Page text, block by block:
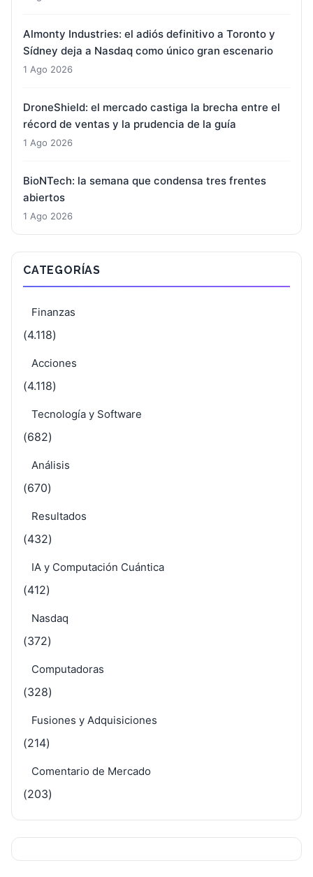
Almonty Industries: el adiós definitivo a Toronto y
Sídney deja a Nasdaq como único gran escenario
1 Ago 2026
DroneShield: el mercado castiga la brecha entre el
récord de ventas y la prudencia de la guía
1 Ago 2026
BioNTech: la semana que condensa tres frentes
abiertos
1 Ago 2026
CATEGORÍAS
Finanzas
(4.118)
Acciones
(4.118)
Tecnología y Software
(682)
Análisis
(670)
Resultados
(432)
IA y Computación Cuántica
(412)
Nasdaq
(372)
Computadoras
(328)
Fusiones y Adquisiciones
(214)
Comentario de Mercado
(203)